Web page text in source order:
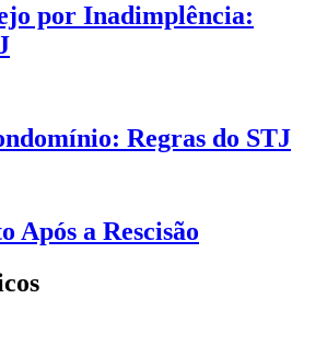
por Inadimplência:
Regras do STJ
Após a Rescisão